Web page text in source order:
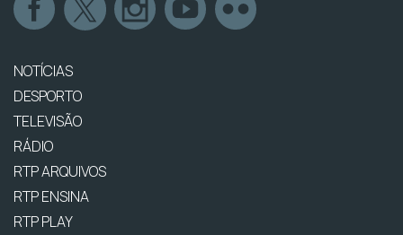
NOTÍCIAS
DESPORTO
TELEVISÃO
RÁDIO
RTP ARQUIVOS
RTP ENSINA
RTP PLAY